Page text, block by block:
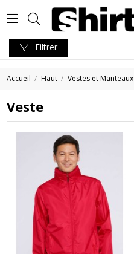
Accueil Haut Vestes et Manteaux
Veste
Filtrer